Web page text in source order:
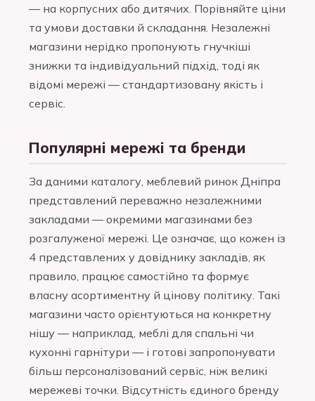
— на корпусних або дитячих. Порівняйте ціни
та умови доставки й складання. Незалежні
магазини нерідко пропонують гнучкіші
знижки та індивідуальний підхід, тоді як
відомі мережі — стандартизовану якість і
сервіс.
Популярні мережі та бренди
За даними каталогу, меблевий ринок Дніпра
представлений переважно незалежними
закладами — окремими магазинами без
розгалуженої мережі. Це означає, що кожен із
4 представлених у довіднику закладів, як
правило, працює самостійно та формує
власну асортиментну й цінову політику. Такі
магазини часто орієнтуються на конкретну
нішу — наприклад, меблі для спальні чи
кухонні гарнітури — і готові запропонувати
більш персоналізований сервіс, ніж великі
мережеві точки. Відсутність єдиного бренду